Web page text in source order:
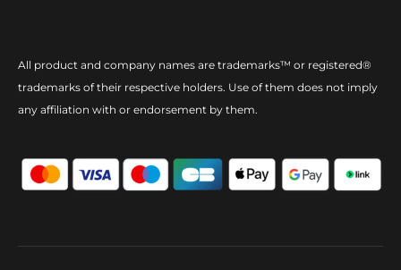
All product and company names are trademarks™ or registered®
trademarks of their respective holders. Use of them does not imply
any affiliation with or endorsement by them.